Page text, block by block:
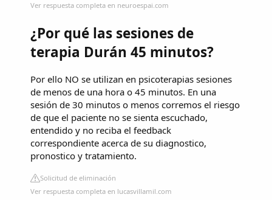
Ver respuesta completa en neuroespai.com
¿Por qué las sesiones de
terapia Durán 45 minutos?
Por ello NO se utilizan en psicoterapias sesiones
de menos de una hora o 45 minutos. En una
sesión de 30 minutos o menos corremos el riesgo
de que el paciente no se sienta escuchado,
entendido y no reciba el feedback
correspondiente acerca de su diagnostico,
pronostico y tratamiento.
Solicitud de eliminación
Ver respuesta completa en lucasvillamil.com